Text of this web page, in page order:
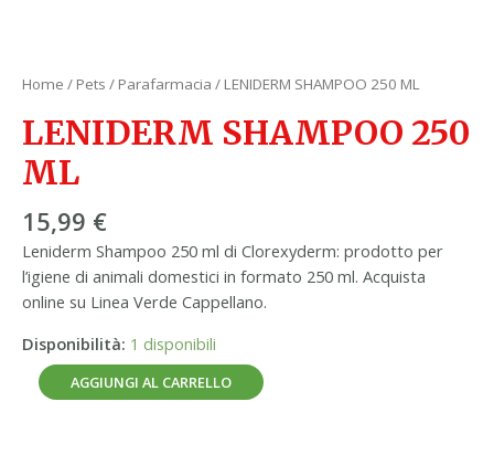
Home / Pets / Parafarmacia / LENIDERM SHAMPOO 250 ML
LENIDERM SHAMPOO 250
ML
15,99 €
Leniderm Shampoo 250 ml di Clorexyderm: prodotto per
l’igiene di animali domestici in formato 250 ml. Acquista
online su Linea Verde Cappellano.
Disponibilità: 1 disponibili
AGGIUNGI AL CARRELLO